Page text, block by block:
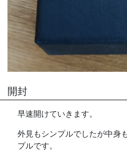
開封
早速開けていきます。
外見もシンプルでしたが中身
プルです。